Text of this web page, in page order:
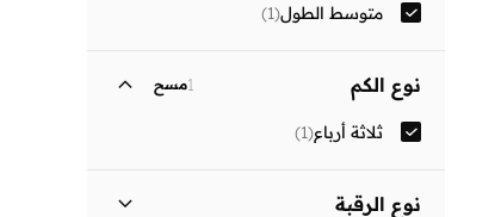
متوسط الطول(
1
)
نوع الكم 1مسح
ثلاثة أرباع(
1
)
نوع الرقبة